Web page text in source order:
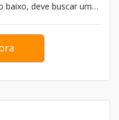
baixo, deve buscar um
em sua estrutura,
correto. Isso é